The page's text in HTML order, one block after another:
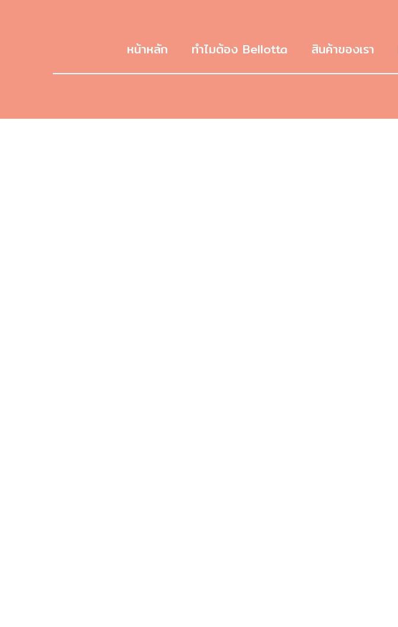
หน้าหลัก ทำไมต้อง Bellotta สินค้าของเรา